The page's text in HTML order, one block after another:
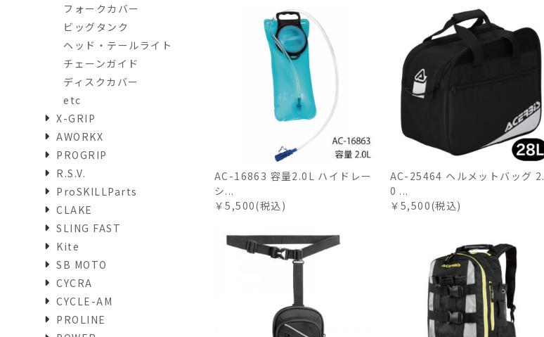
AC-16863 容量2.0L ハイドレー
シ...
￥5,500(税込)
AC-25464 ヘルメットバッグ 2.
0 ...
￥5,500(税込)
フォークカバー
ビッグタンク
ヘッド・テールライト
チェーンガイド
ディスクカバー
etc
X-GRIP
AWORKX
PROGRIP
R.S.V.
ProSKILLParts
CLAKE
SLING FAST
Kite
SB MOTO
CYCRA
CYCLE-AM
PROLINE